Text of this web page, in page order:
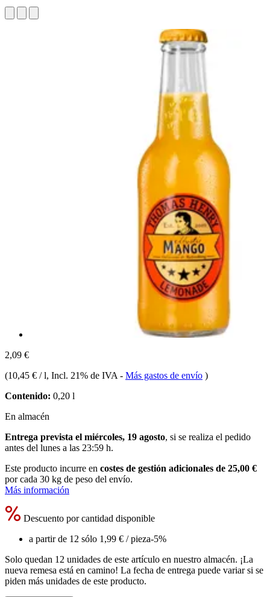
2,09 €
(10,45 € / l, Incl. 21% de IVA - Más gastos de envío )
Contenido: 0,20 l
En almacén
Entrega prevista el miércoles, 19 agosto, si se realiza el pedido
antes del lunes a las 23:59 h.
Este producto incurre en costes de gestión adicionales de 25,00 €
por cada 30 kg de peso del envío.
Más información
Descuento por cantidad disponible
a partir de 12 sólo 1,99 € / pieza-5%
Solo quedan 12 unidades de este artículo en nuestro almacén. ¡La
nueva remesa está en camino! La fecha de entrega puede variar si se
piden más unidades de este producto.